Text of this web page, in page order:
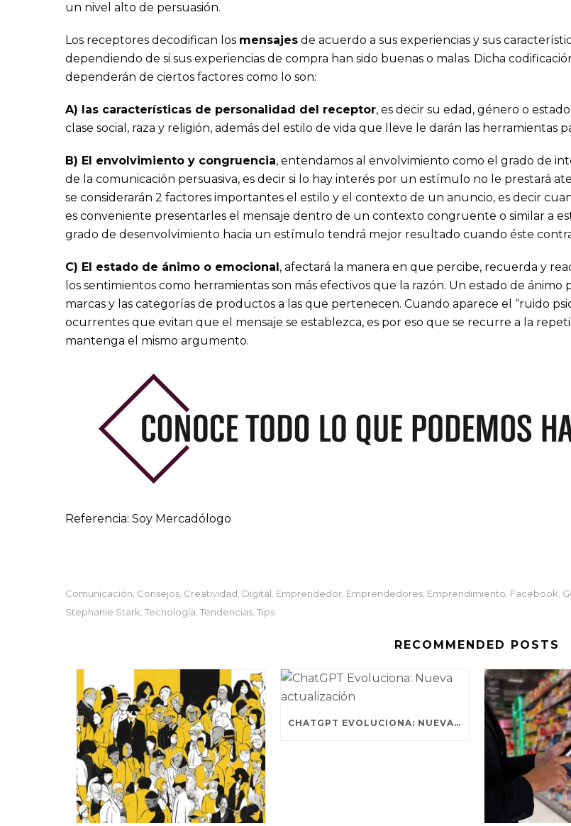
un nivel alto de persuasión.
Los receptores decodifican los mensajes de acuerdo a sus experiencias y sus
dependiendo de si sus experiencias de compra han sido buenas o malas. Dicha
dependerán de ciertos factores como lo son:
A) las características de personalidad del receptor, es decir su edad, género o
clase social, raza y religión, además del estilo de vida que lleve le darán las herramientas
B) El envolvimiento y congruencia, entendamos al envolvimiento como el grado de
de la comunicación persuasiva, es decir si lo hay interés por un estímulo no le prestará
se considerarán 2 factores importantes el estilo y el contexto de un anuncio, es decir
es conveniente presentarles el mensaje dentro de un contexto congruente o similar a
grado de desenvolvimiento hacia un estímulo tendrá mejor resultado cuando éste
C) El estado de ánimo o emocional, afectará la manera en que percibe, recuerda y
los sentimientos como herramientas son más efectivos que la razón. Un estado de
marcas y las categorías de productos a las que pertenecen. Cuando aparece el “ruido
ocurrentes que evitan que el mensaje se establezca, es por eso que se recurre a la
mantenga el mismo argumento.
Referencia: Soy Mercadólogo
Comunicación, Consejos, Creatividad, Digital, Emprendedor, Emprendedores, Emprendimiento, Facebook,
Stephanie Stark, Tecnología, Tendencias, Tips
RECOMMENDED POSTS
CHATGPT EVOLUCIONA: NUEVA ACTUALIZACIÓN